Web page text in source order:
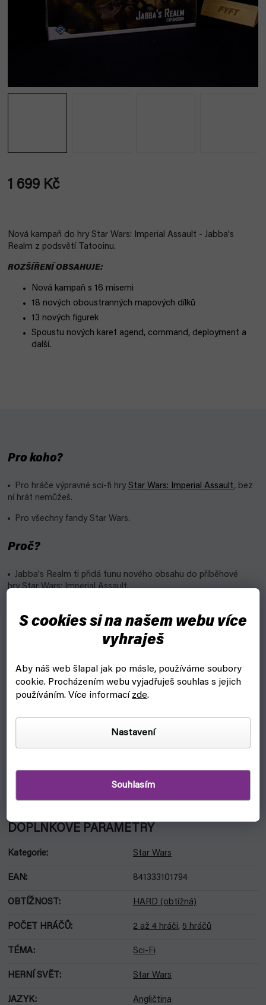
S cookies si na našem webu více
vyhraješ
Aby náš web šlapal jak po másle, používáme soubory
cookie. Procházením webu vyjadřuješ souhlas s jejich
používáním. Více informací zde.
Nastavení
Souhlasím
1 699 Kč
Nová kampaň do hry Star Wars: Imperial Assault - Jabba's
Realm z podsvětí Tatooinu.
ROZŠÍŘENÍ OBSAHUJE:
Nová kampaň s 16 misemi
18 nových oboustranných mapových dílků
13 nových figurek
Spoustu nových karet agend, command, deployment a
další.
Pro koho?
Pro hráče výpravné sci-fi hry Star Wars: Imperial Assault, bez
ní hrát nemůžeš.
Pro všechny fandy Star Wars.
Proč?
Jabba's Realm ti přidá tunu nového obsahu do příběhové
hry Star Wars: Imperial Assault.
kriminálního podsvětí.
Uvidíš známé postavy jako Jabba the Hutt nebo Luke
Vlastnosti:
Doporučený věk: 14+
Délka hry: 60-120 minut
DOPLŇKOVÉ PARAMETRY
Kategorie: Star Wars
EAN: 841333101794
OBTÍŽNOST : HARD (obtížná)
POČET HRÁČŮ: 2 až 4 hráči, 5 hráčů
TÉMA: Sci-Fi
HERNÍ SVĚT : Star Wars
JAZYK: Angličtina